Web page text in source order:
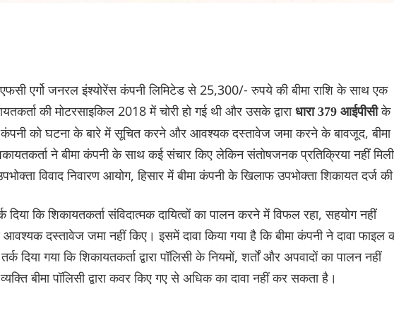
एर्गो जनरल इंश्योरेंस कंपनी लिमिटेड से 25,300/- रुपये की बीमा राशि के साथ एक
की मोटरसाइकिल 2018 में चोरी हो गई थी और उसके द्वारा धारा 379 आईपीसीके
कंपनी को घटना के बारे में सूचित करने और आवश्यक दस्तावेज जमा करने के बावजूद, बीमा
ने बीमा कंपनी के साथ कई संचार किए लेकिन संतोषजनक प्रतिक्रिया नहीं
विवाद निवारण आयोग, हिसार में बीमा कंपनी के खिलाफ उपभोक्ता शिकायत दर्ज
कि शिकायतकर्ता संविदात्मक दायित्वों का पालन करने में विफल रहा, सहयोग नहीं
दस्तावेज जमा नहीं किए। इसमें दावा किया गया है कि बीमा कंपनी ने दावा फाइल
गया कि शिकायतकर्ता द्वारा पॉलिसी के नियमों, शर्तों और अपवादों का पालन नहीं
बीमा पॉलिसी द्वारा कवर किए गए से अधिक का दावा नहीं कर सकता है।